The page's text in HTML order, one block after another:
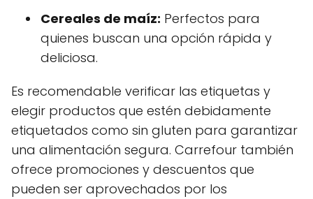
Cereales de maíz: Perfectos para
quienes buscan una opción rápida y
deliciosa.
Es recomendable verificar las etiquetas y
elegir productos que estén debidamente
etiquetados como sin gluten para garantizar
una alimentación segura. Carrefour también
ofrece promociones y descuentos que
pueden ser aprovechados por los